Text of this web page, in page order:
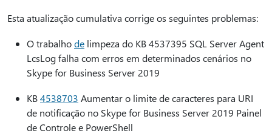
Esta atualização cumulativa corrige os seguintes problemas:
O trabalhode limpeza do KB 4537395 SQL Server Agent
LcsLog falha com erros em determinados cenários no
Skype for Business Server 2019
KB4538703 Aumentar o limite de caracteres para URI
de notificação no Skype for Business Server 2019 Painel
de Controle e PowerShell